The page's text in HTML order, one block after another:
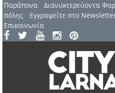
Παράπονα Διανυκτερεύοντα
πόλης
Εγγραφείτε στο
Επικοινωνία